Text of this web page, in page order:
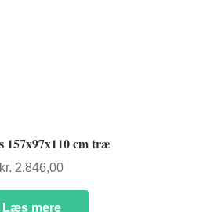
157x97x110 cm træ
kr. 2.846,00
Læs mere